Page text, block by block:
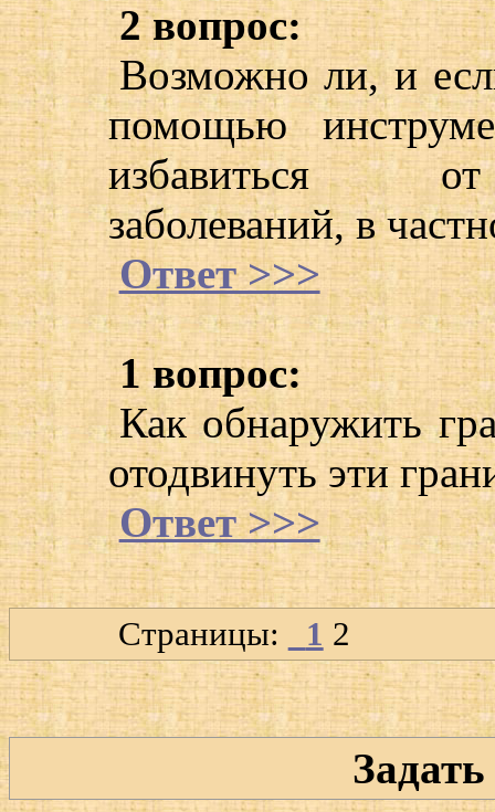
2 вопрос:
Возможно ли, и
помощью
избавиться от
заболеваний, в
Ответ >>>
1 вопрос:
Как обнаружить
отодвинуть эти
Ответ >>>
Страницы: 1 2